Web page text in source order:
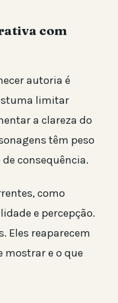
com
autoria é
limitar
a clareza do
têm peso
consequência.
como
e percepção.
Eles reaparecem
mostrar e o que